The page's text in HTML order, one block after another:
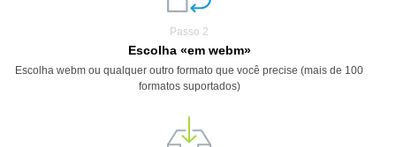
Passo 2
Escolha «em webm»
Escolha webm ou qualquer outro formato que você precise (mais de 100
formatos suportados)